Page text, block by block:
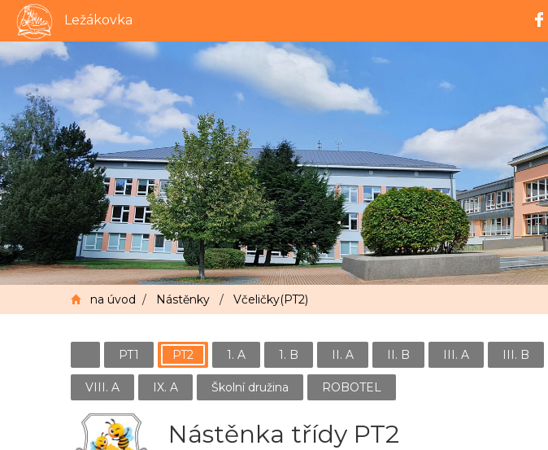
Ležákovka
na úvod / Nástěnky / Včeličky(PT2)
PT1 PT2 1. A 1. B II. A II. B III. A III. B
VIII. A IX. A Školní družina ROBOTEL
Nástěnka třídy PT2